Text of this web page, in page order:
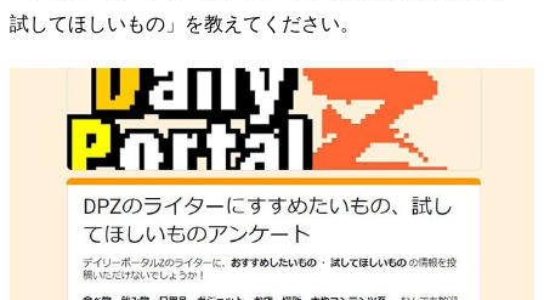
試してほしいもの」を教えてください。